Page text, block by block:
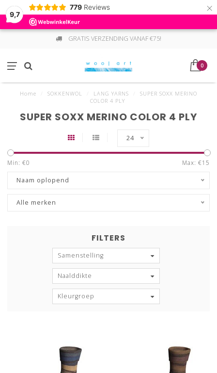
9,7
779 Reviews ×
GRATIS VERZENDING VANAF €75!
0
Home SOKKENWOL LANG YARNS
SUPER SOXX MERINO
COLOR 4 PLY
SUPER SOXX MERINO COLOR 4 PLY
24
Min: €0 Max: €15
Naam oplopend
Alle merken
FILTERS
Samenstelling
Naalddikte
Kleurgroep